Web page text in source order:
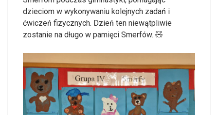
dzieciom w wykonywaniu kolejnych zadań i
ćwiczeń fizycznych. Dzień ten niewątpliwie
zostanie na długo w pamięci Smerfów. 🧸